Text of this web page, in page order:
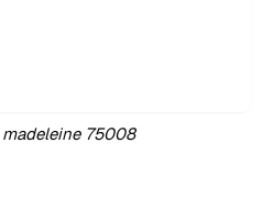
madeleine 75008